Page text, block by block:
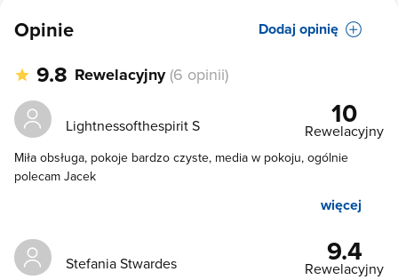
Opinie Dodaj opinię
9.8 Rewelacyjny (6 opinii)
Lightnessofthespirit S 10
Rewelacyjny
Miła obsługa, pokoje bardzo czyste, media w pokoju, ogólnie
polecam Jacek
więcej
Stefania Stwardes 9.4
Rewelacyjny